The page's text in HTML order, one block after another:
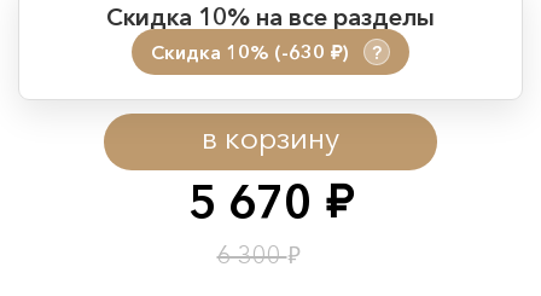
5 670 руб.
6 300₽
в корзину
Скидка 10% на все разделы
Скидка 10% (-630 руб.) ?
Период действия акции:
Начало:
08.08.2026 00:01
Окончание:
09.08.2026 23:59
Время до окончания: